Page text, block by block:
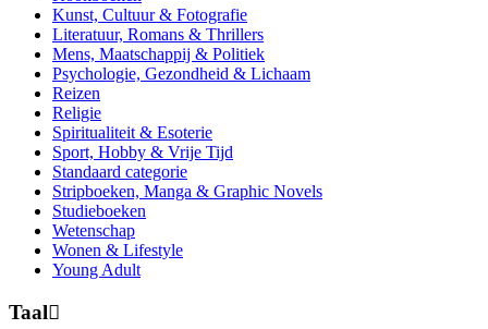
Kunst, Cultuur & Fotografie
Literatuur, Romans & Thrillers
Mens, Maatschappij & Politiek
Psychologie, Gezondheid & Lichaam
Reizen
Religie
Spiritualiteit & Esoterie
Sport, Hobby & Vrije Tijd
Standaard categorie
Stripboeken, Manga & Graphic Novels
Studieboeken
Wetenschap
Wonen & Lifestyle
Young Adult
Taal